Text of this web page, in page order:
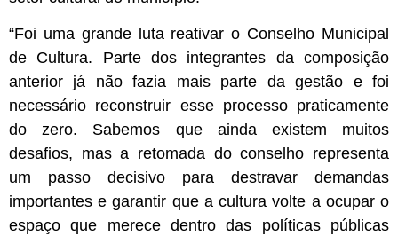
“Foi uma grande luta reativar o Conselho Municipal
de Cultura. Parte dos integrantes da composição
anterior já não fazia mais parte da gestão e foi
necessário reconstruir esse processo praticamente
do zero. Sabemos que ainda existem muitos
desafios, mas a retomada do conselho representa
um passo decisivo para destravar demandas
importantes e garantir que a cultura volte a ocupar o
espaço que merece dentro das políticas públicas